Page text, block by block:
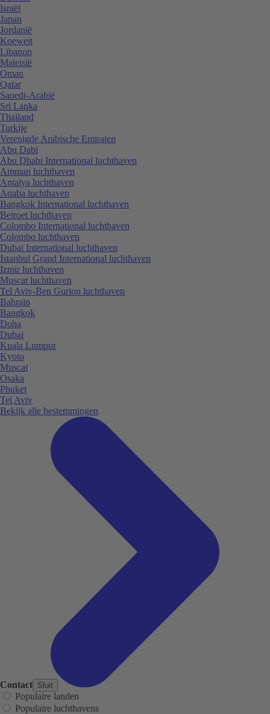
Contact Sluit
Israël
Japan
Jordanië
Koeweit
Libanon
Maleisië
Oman
Qatar
Saoedi-Arabië
Sri Lanka
Thailand
Turkije
Verenigde Arabische Emiraten
Abu Dabi
Abu Dhabi International luchthaven
Amman luchthaven
Antalya luchthaven
Aqaba luchthaven
Bangkok International luchthaven
Beiroet luchthaven
Colombo International luchthaven
Colombo luchthaven
Dubai International luchthaven
Istanbul Grand International luchthaven
Izmir luchthaven
Muscat luchthaven
Tel Aviv-Ben Gurion luchthaven
Bahrain
Bangkok
Doha
Dubai
Kuala Lumpur
Kyoto
Muscat
Osaka
Phuket
Tel Aviv
Bekijk alle bestemmingen
Populaire landen
Populaire luchthavens